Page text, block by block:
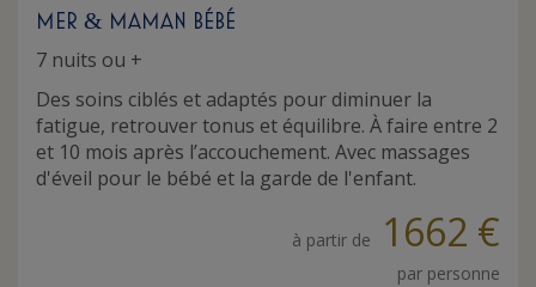
MER & MAMAN BÉBÉ
7 nuits ou +
Des soins ciblés et adaptés pour diminuer la
fatigue, retrouver tonus et équilibre. À faire entre 2
et 10 mois après l’accouchement. Avec massages
d'éveil pour le bébé et la garde de l'enfant.
à partir de 1662 €
par personne